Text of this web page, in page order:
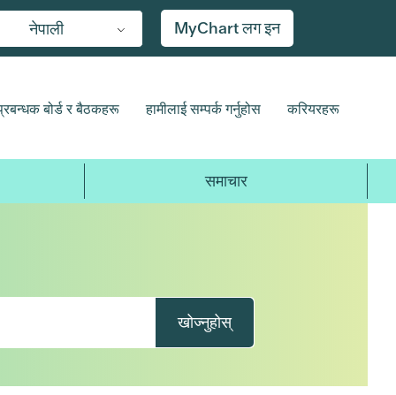
नेपाली MyChart लग इन
बोर्ड र बैठकहरू हामीलाई सम्पर्क गर्नुहोस करियरहरू
समाचार
खोज्नुहोस्